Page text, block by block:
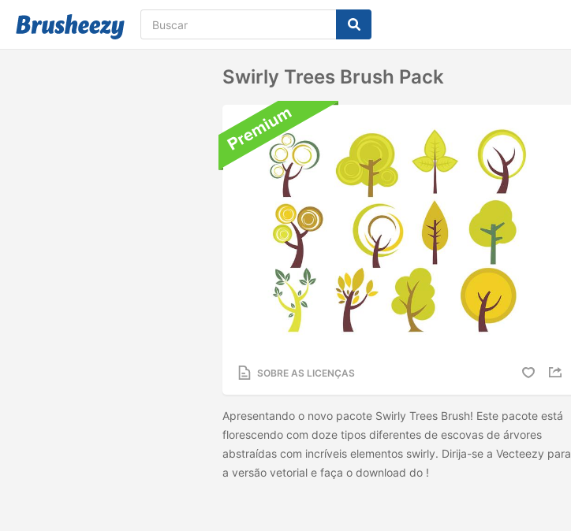
Swirly Trees Brush Pack
SOBRE AS LICENÇAS
Apresentando o novo pacote Swirly Trees Brush! Este pacote está
florescendo com doze tipos diferentes de escovas de árvores
abstraídas com incríveis elementos swirly. Dirija-se a Vecteezy para
a versão vetorial e faça o download do !